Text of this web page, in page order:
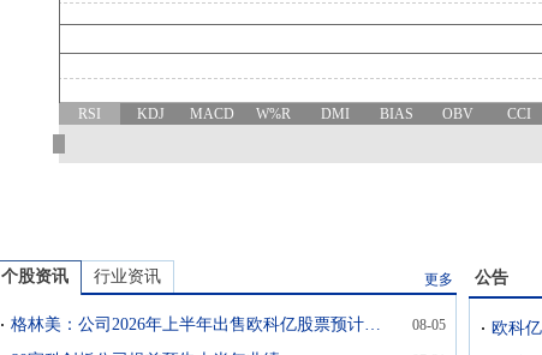
RSI KDJ MACD W%R DMI BIAS OBV CCI
个股资讯 行业资讯 更多
格林美：公司2026年上半年出售欧科亿股票预计可实现投资收益约6.9亿元（不考虑所得税等影响） 08-05
公告